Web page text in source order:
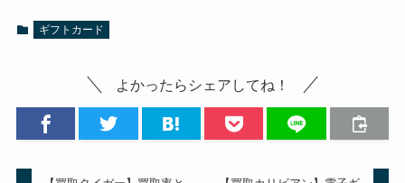
ギフトカード
よかったらシェアしてね！